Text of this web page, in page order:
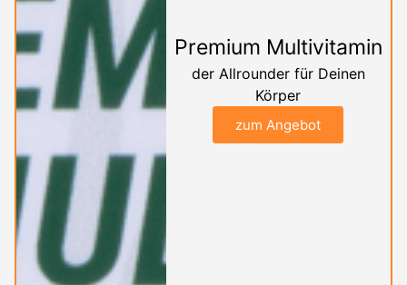
Premium Multivitamin
der Allrounder für Deinen
Körper
zum Angebot